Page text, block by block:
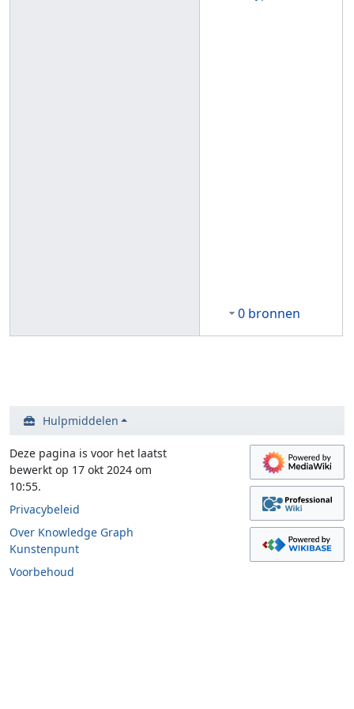
0 bronnen
Hulpmiddelen
Deze pagina is voor het laatst
bewerkt op 17 okt 2024 om
10:55.
Privacybeleid
Over Knowledge Graph
Kunstenpunt
Voorbehoud